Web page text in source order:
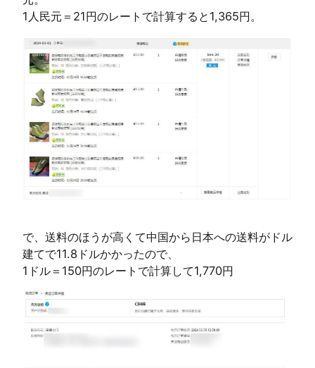
1人民元＝21円のレートで計算すると1,365円。
で、送料のほうが高くて中国から日本への送料がドル
建てで11.8ドルかかったので、
1ドル＝150円のレートで計算して1,770円